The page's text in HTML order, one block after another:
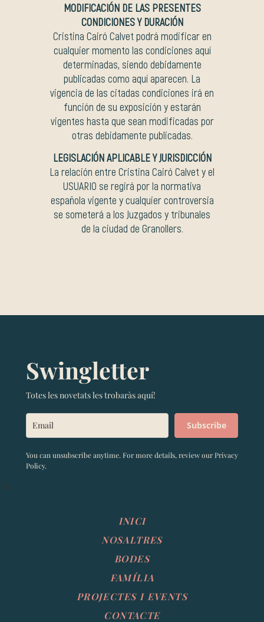
MODIFICACIÓN DE LAS PRESENTES
CONDICIONES Y DURACIÓN
Cristina Cairó Calvet podrá modificar en
cualquier momento las condiciones aquí
determinadas, siendo debidamente
publicadas como aquí aparecen. La
vigencia de las citadas condiciones irá en
función de su exposición y estarán
vigentes hasta que sean modificadas por
otras debidamente publicadas.
LEGISLACIÓN APLICABLE Y JURISDICCIÓN
La relación entre Cristina Cairó Calvet y el
USUARIO se regirá por la normativa
española vigente y cualquier controversia
se someterá a los Juzgados y tribunales
de la ciudad de Granollers.
Swingletter
Totes les novetats les trobaràs aquí!
Subscribe
You can unsubscribe anytime. For more details, review our Privacy
Policy.
IN
INICI
NOSALTRES
BODES
FAMÍLIA
PROJECTES I EVENTS
CONTACTE